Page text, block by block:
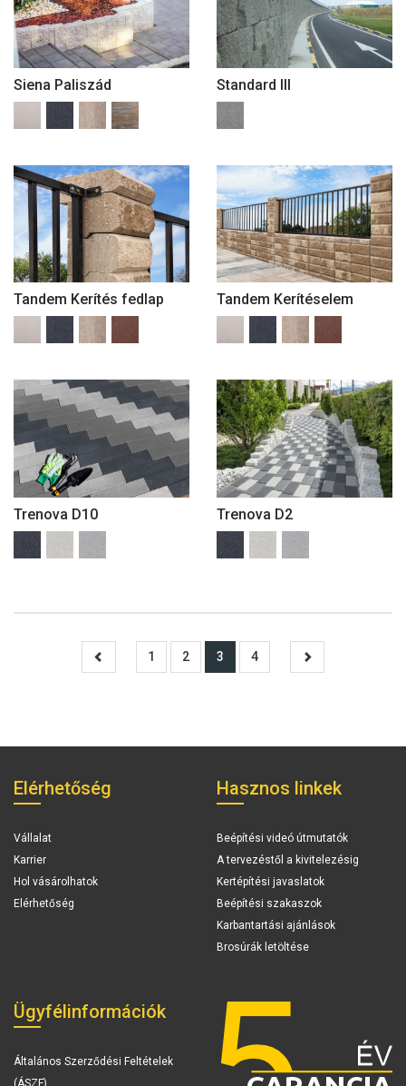
Siena Paliszád Standard III
Tandem Kerítés fedlap Tandem Kerítéselem
Trenova D10 Trenova D2
1 2 3 4
Elérhetőség
Vállalat
Karrier
Hol vásárolhatok
Elérhetőség
Hasznos linkek
Beépítési videó útmutatók
A tervezéstől a kivitelezésig
Kertépítési javaslatok
Beépítési szakaszok
Karbantartási ajánlások
Brosúrák letöltése
Ügyfélinformációk
Általános Szerződési Feltételek
(ÁSZF)